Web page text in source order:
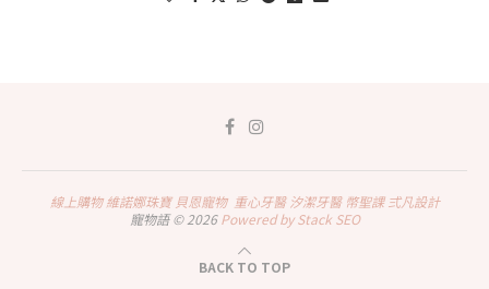
線上購物 維諾娜珠寶 貝恩寵物 重心牙醫 汐潔牙醫 幣聖課 弍凡設計
寵物語 © 2026Powered by Stack SEO
BACK TO TOP